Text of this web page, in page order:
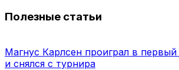
Полезные статьи
Магнус Карлсен проиграл в первый
и снялся с турнира